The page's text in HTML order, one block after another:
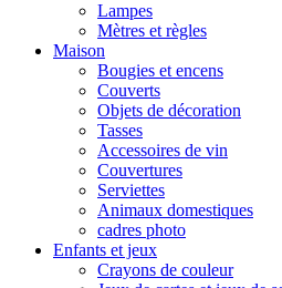
Lampes
Mètres et règles
Maison
Bougies et encens
Couverts
Objets de décoration
Tasses
Accessoires de vin
Couvertures
Serviettes
Animaux domestiques
cadres photo
Enfants et jeux
Crayons de couleur